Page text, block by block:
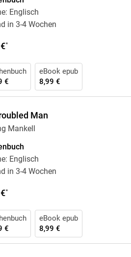
Englisch
in 3-4 Wochen
*
€
eBook epub
8,99 €
Man
Mankell
Englisch
in 3-4 Wochen
*
€
eBook epub
8,99 €